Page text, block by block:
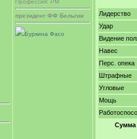
Профессия: PM
президент ФФ Бельгии
Буркина Фасо
Лидерство
Удар
Видение
Навес
Перс. опека
Штрафные
Угловые
Мощь
Сумма